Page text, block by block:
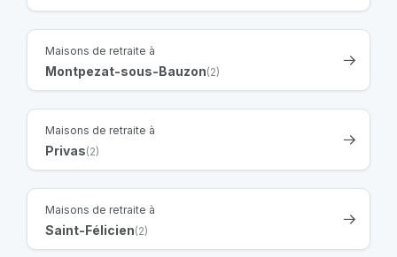
Maisons de retraite à
Montpezat-sous-Bauzon(2)
Maisons de retraite à
Privas(2)
Maisons de retraite à
Saint-Félicien(2)